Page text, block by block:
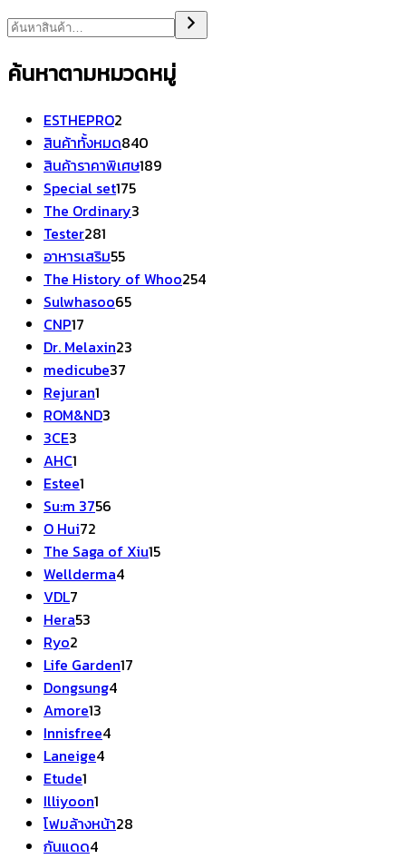
ค้นหาตามหมวดหมู่
ESTHEPRO2
สินค้า
สินค้าทั้งหมด840
สินค้า
สินค้าราคาพิเศษ189189
Special set175175
สินค้า
The Ordinary3
Tester281
สินค้า
อาหารเสริม5555
สินค้า
The History of Whoo254254
Sulwhasoo6565
CNP17
สินค้า
Dr. Melaxin23
medicube37
Rejuran1
สินค้า
ROM&ND3
3CE3
AHC1
สินค้า
Estee1
สินค้า
Su:m 3756
O Hui72
สินค้า
The Saga of Xiu1515
Wellderma44
VDL7
สินค้า
Hera53
Ryo2
สินค้า
Life Garden17
Dongsung44
Amore13
สินค้า
Innisfree44
Laneige44
Etude1
สินค้า
Illiyoon1
สินค้า
โฟมล้างหน้า28
กันแดด44